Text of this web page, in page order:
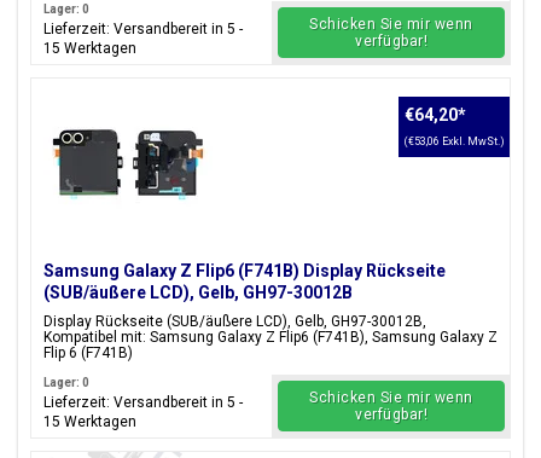
Lager: 0
Lieferzeit: Versandbereit in 5 -
15 Werktagen
Schicken Sie mir wenn
verfügbar!
Samsung Galaxy Z Flip6 (F741B) Display Rückseite
(SUB/äußere LCD), Gelb, GH97-30012B
Display Rückseite (SUB/äußere LCD), Gelb, GH97-30012B,
Kompatibel mit: Samsung Galaxy Z Flip6 (F741B), Samsung Galaxy Z
Flip 6 (F741B)
€64,20*
(€53,06 Exkl. MwSt.)
Lager: 0
Lieferzeit: Versandbereit in 5 -
15 Werktagen
Schicken Sie mir wenn
verfügbar!